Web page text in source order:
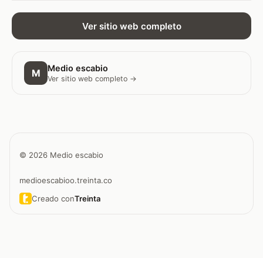
Ver sitio web completo
M Medio escabio
Ver sitio web completo →
© 2026 Medio escabio
medioescabioo.treinta.co
Creado conTreinta